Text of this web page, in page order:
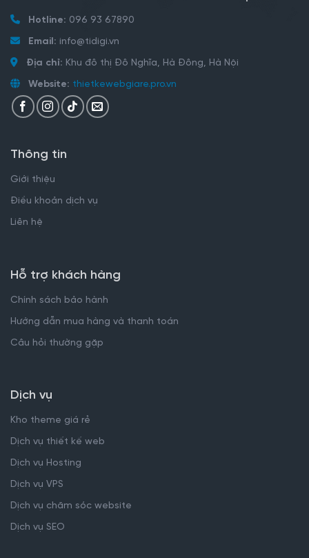
Hotline: 096 93 67890
Email: info@tidigi.vn
Địa chỉ: Khu đô thị Đô Nghĩa, Hà Đông, Hà Nội
Website: thietkewebgiare.pro.vn
Thông tin
Giới thiệu
Điều khoản dịch vụ
Liên hệ
Hỗ trợ khách hàng
Chính sách bảo hành
Hướng dẫn mua hàng và thanh toán
Câu hỏi thường gặp
Dịch vụ
Kho theme giá rẻ
Dịch vụ thiết kế web
Dịch vụ Hosting
Dịch vụ VPS
Dịch vụ chăm sóc website
Dịch vụ SEO